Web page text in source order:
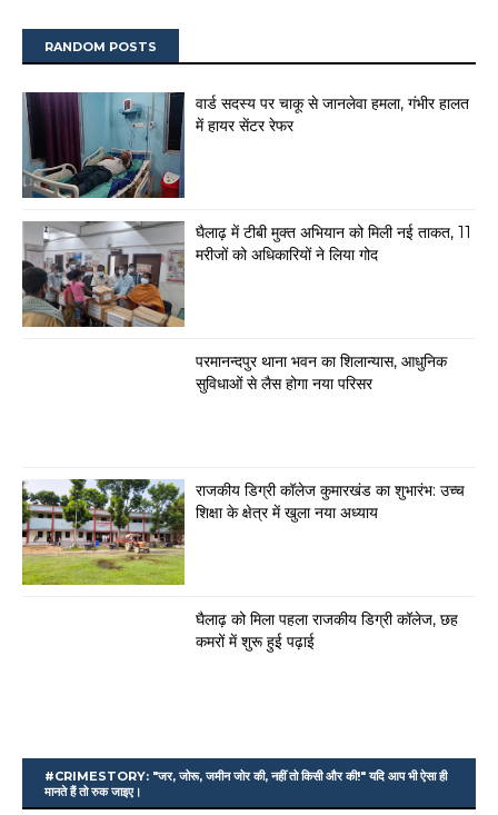
RANDOM POSTS
वार्ड सदस्य पर चाकू से जानलेवा हमला, गंभीर हालत
में हायर सेंटर रेफर
घैलाढ़ में टीबी मुक्त अभियान को मिली नई ताकत, 11
मरीजों को अधिकारियों ने लिया गोद
परमानन्दपुर थाना भवन का शिलान्यास, आधुनिक
सुविधाओं से लैस होगा नया परिसर
राजकीय डिग्री कॉलेज कुमारखंड का शुभारंभ: उच्च
शिक्षा के क्षेत्र में खुला नया अध्याय
घैलाढ़ को मिला पहला राजकीय डिग्री कॉलेज, छह
कमरों में शुरू हुई पढ़ाई
#CRIMESTORY: "जर, जोरू, जमीन जोर की, नहीं तो किसी और की!" यदि आप भी ऐसा ही
मानते हैं तो रुक जाइए।